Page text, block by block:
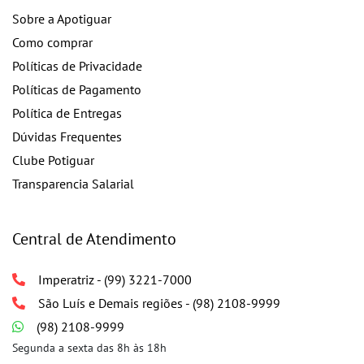
Sobre a Apotiguar
Como comprar
Políticas de Privacidade
Políticas de Pagamento
Política de Entregas
Dúvidas Frequentes
Clube Potiguar
Transparencia Salarial
Central de Atendimento
Imperatriz - (99) 3221-7000
São Luís e Demais regiões - (98) 2108-9999
(98) 2108-9999
Segunda a sexta das 8h às 18h